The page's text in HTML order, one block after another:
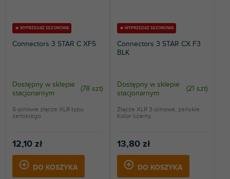
🔥 WYPRZEDAŻ SEZONOWA
Connectors 3 STAR C XF5
Dostępny w sklepie
stacjonarnym
(78 szt)
12,10 zł
DO KOSZYKA
5-pinowe złącze XLR typu
żeńskiego.
🔥 WYPRZEDAŻ SEZONOWA
Connectors 3 STAR CX F3
BLK
Dostępny w sklepie
stacjonarnym
(21 szt)
13,80 zł
DO KOSZYKA
Złącze XLR 3-pinowe, żeńskie.
Kolor czarny.